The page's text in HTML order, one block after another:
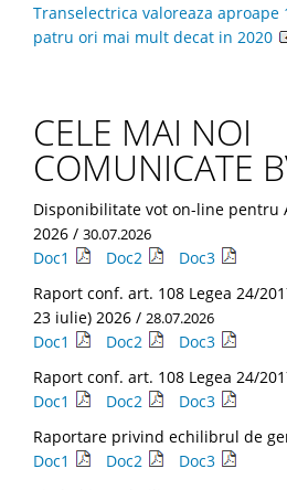
Transelectrica valoreaza aproape
patru ori mai mult decat in 2020
CELE MAI NOI
COMUNICATE
Disponibilitate vot on-line pentru
2026 / 30.07.2026
Doc1 Doc2
Doc3
Raport conf. art. 108 Legea 24/
23 iulie) 2026 / 28.07.2026
Doc1 Doc2
Doc3
Raport conf. art. 108 Legea 24/
Doc1 Doc2
Doc3
Raportare privind echilibrul de
Doc1 Doc2
Doc3